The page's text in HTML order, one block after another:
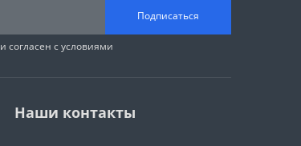
Подписаться
и согласен с условиями
Наши контакты